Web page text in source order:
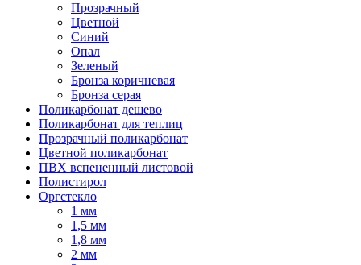
Прозрачный
Цветной
Синий
Опал
Зеленый
Бронза коричневая
Бронза серая
Поликарбонат дешево
Поликарбонат для теплиц
Прозрачный поликарбонат
Цветной поликарбонат
ПВХ вспененный листовой
Полистирол
Оргстекло
1 мм
1,5 мм
1,8 мм
2 мм